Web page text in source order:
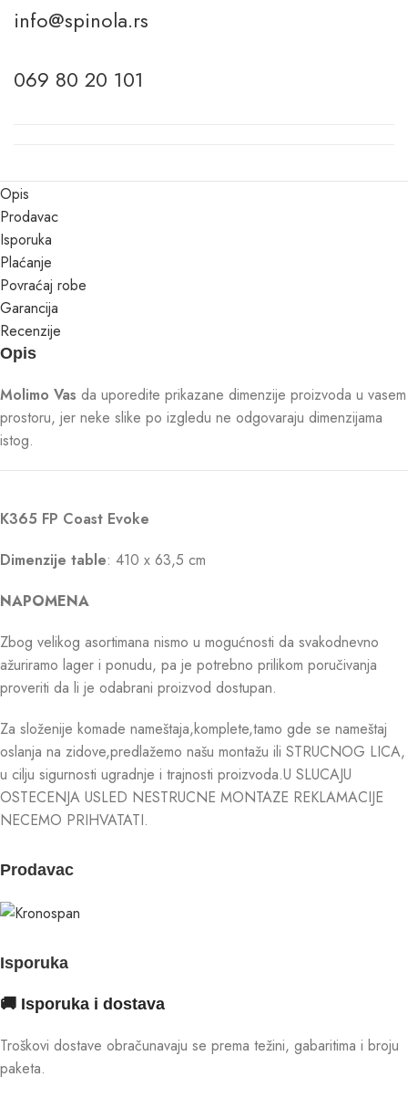
info@spinola.rs
069 80 20 101
Opis
Prodavac
Isporuka
Plaćanje
Povraćaj robe
Garancija
Recenzije
Opis
Molimo Vas da uporedite prikazane dimenzije proizvoda u vasem
prostoru, jer neke slike po izgledu ne odgovaraju dimenzijama
istog.
K365 FP Coast Evoke
Dimenzije table: 410 x 63,5 cm
NAPOMENA
Zbog velikog asortimana nismo u mogućnosti da svakodnevno
ažuriramo lager i ponudu, pa je potrebno prilikom poručivanja
proveriti da li je odabrani proizvod dostupan.
Za složenije komade nameštaja,komplete,tamo gde se nameštaj
oslanja na zidove,predlažemo našu montažu ili STRUCNOG LICA,
u cilju sigurnosti ugradnje i trajnosti proizvoda.U SLUCAJU
OSTECENJA USLED NESTRUCNE MONTAZE REKLAMACIJE
NECEMO PRIHVATATI.
Prodavac
Isporuka
🚚 Isporuka i dostava
Troškovi dostave obračunavaju se prema težini, gabaritima i broju
paketa.